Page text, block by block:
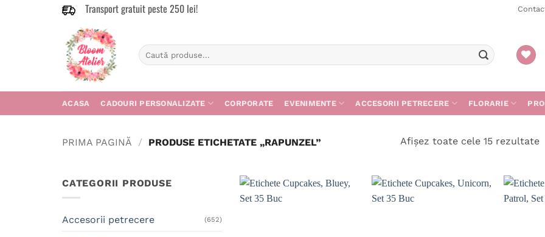
Transport gratuit peste 250 lei!
Caută
după:
ACASA CADOURI PERSONALIZATE CORPORATE EVENIMENTE ACCESORII PETRECERE FLORARIE
PRIMA PAGINĂ / PRODUSE ETICHETATE „RAPUNZEL” Afișez toate cele 15 rezultate
CATEGORII PRODUSE
Accesorii petrecere (652)